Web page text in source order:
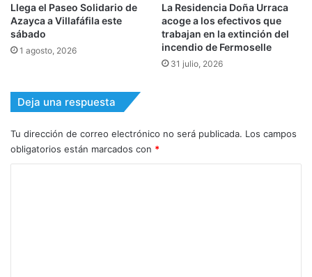
Llega el Paseo Solidario de
Azayca a Villafáfila este
sábado
1 agosto, 2026
La Residencia Doña Urraca
acoge a los efectivos que
trabajan en la extinción del
incendio de Fermoselle
31 julio, 2026
Deja una respuesta
Tu dirección de correo electrónico no será publicada. Los campos
obligatorios están marcados con *